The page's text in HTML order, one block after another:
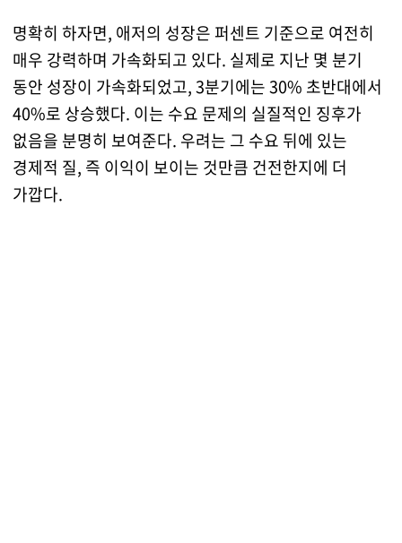
명확히 하자면, 애저의 성장은 퍼센트 기준으로 여전히
매우 강력하며 가속화되고 있다. 실제로 지난 몇 분기
동안 성장이 가속화되었고, 3분기에는 30% 초반대에서
40%로 상승했다. 이는 수요 문제의 실질적인 징후가
없음을 분명히 보여준다. 우려는 그 수요 뒤에 있는
경제적 질, 즉 이익이 보이는 것만큼 건전한지에 더
가깝다.